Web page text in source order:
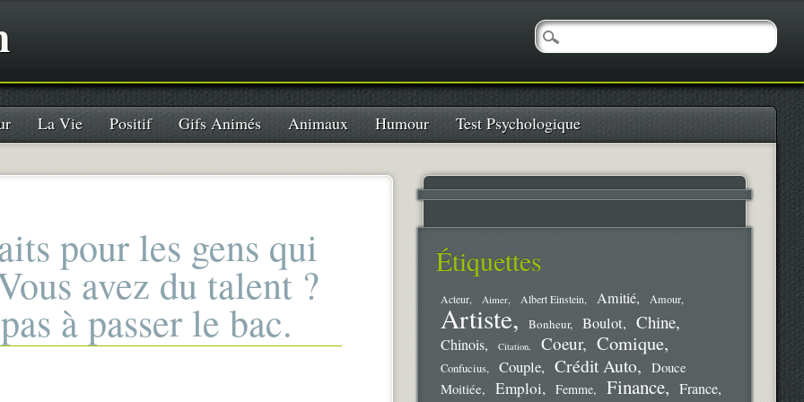
La Vie Positif Gifs Animés Animaux Humour Test Psychologique
pour les gens qui
avez du talent ?
à passer le bac.
Étiquettes
Acteur Aimer Albert Einstein Amitié Amour
Artiste Bonheur Boulot Chine
Chinois Citation Coeur Comique
Confucius Couple Crédit Auto
Douce
Moitiée
Emploi Femme Finance France